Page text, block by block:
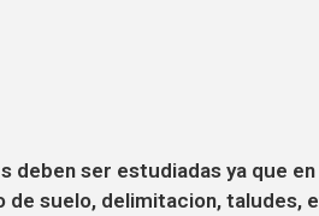
deben ser estudiadas ya que en
suelo, delimitacion, taludes,